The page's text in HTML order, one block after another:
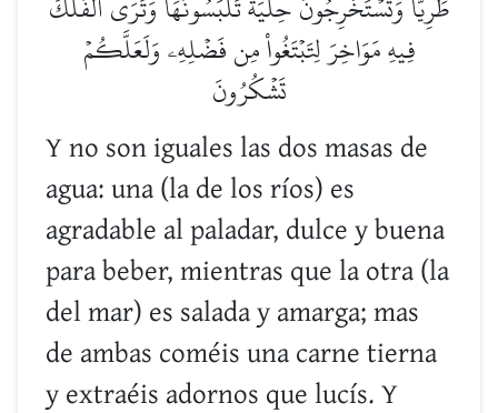
فِيهِ مَوَاخِرَ لِتَبۡتَغُواْ مِن فَضۡلِهِۦ وَلَعَلَّكُمۡ
تَشۡكُرُونَ
Y no son iguales las dos masas de
agua: una (la de los ríos) es
agradable al paladar, dulce y buena
para beber, mientras que la otra (la
del mar) es salada y amarga; mas
de ambas coméis una carne tierna
y extraéis adornos que lucís. Y